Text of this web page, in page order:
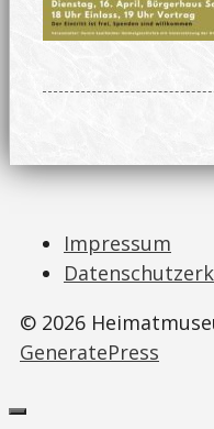
Impressum
© 2026
GeneratePress